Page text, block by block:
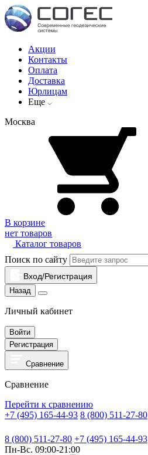
Акции
Контакты
Оплата
Доставка
Юрлицам
Еще
Москва
В корзине
нет товаров
Каталог товаров
Поиск по сайту
Вход/Регистрация
Назад
Личный кабинет
Войти
Регистрация
Сравнение
Сравнение
Перейти к сравнению
+7 (495) 165-44-93 8 (800) 511-27-80
8 (800) 511-27-80 +7 (495) 165-44-93
Пн-Вс. 09:00-21:00